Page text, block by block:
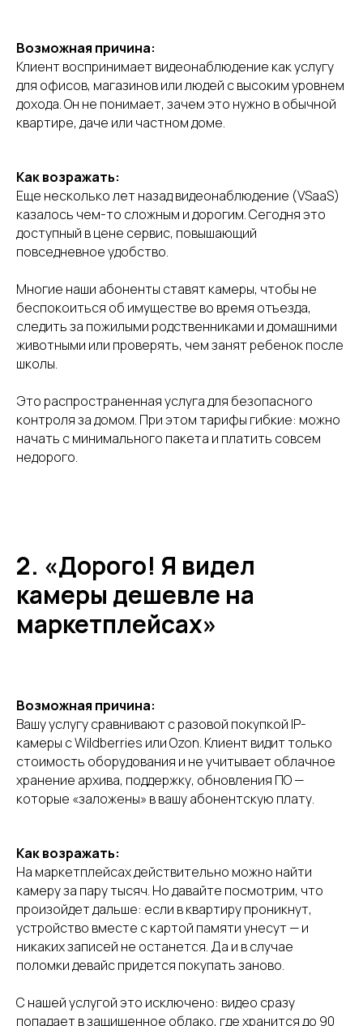
Возможная причина:
Клиент воспринимает видеонаблюдение как услугу
для офисов, магазинов или людей с высоким уровнем
дохода. Он не понимает, зачем это нужно в обычной
квартире, даче или частном доме.
Как возражать:
Еще несколько лет назад видеонаблюдение (VSaaS)
казалось чем-то сложным и дорогим. Сегодня это
доступный в цене сервис, повышающий
повседневное удобство.
Многие наши абоненты ставят камеры, чтобы не
беспокоиться об имуществе во время отъезда,
следить за пожилыми родственниками и домашними
животными или проверять, чем занят ребенок после
школы.
Это распространенная услуга для безопасного
контроля за домом. При этом тарифы гибкие: можно
начать с минимального пакета и платить совсем
недорого.
2. «Дорого! Я видел
камеры дешевле на
маркетплейсах»
Возможная причина:
Вашу услугу сравнивают с разовой покупкой IP-
камеры с Wildberries или Ozon. Клиент видит только
стоимость оборудования и не учитывает облачное
хранение архива, поддержку, обновления ПО —
которые «заложены» в вашу абонентскую плату.
Как возражать:
На маркетплейсах действительно можно найти
камеру за пару тысяч. Но давайте посмотрим, что
произойдет дальше: если в квартиру проникнут,
устройство вместе с картой памяти унесут — и
никаких записей не останется. Да и в случае
поломки девайс придется покупать заново.
С нашей услугой это исключено: видео сразу
попадает в защищенное облако, где хранится до 90